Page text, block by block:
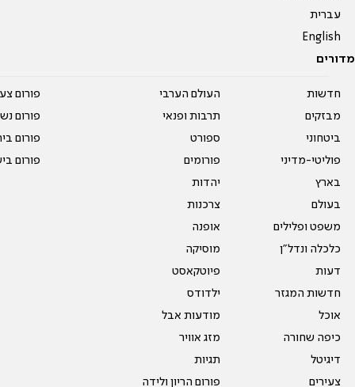
עברית
English
מדורים
חדשות
מבזקים
ביטחוני
פוליטי-מדיני
בארץ
בעולם
משפט ופלילים
כלכלה ונדל"ן
דעות
חדשות המגזר
אוכל
כיפה שחורה
דיגיטל
צעירים
העולם הערבי
תרבות ופנאי
ספורט
פורומים
יהדות
צרכנות
אופנה
מוסיקה
פיוטקאסט
ילדודס
מודעות אבל
מזג אוויר
תגיות
פורום הריון ולידה
פורום
פורום
פורום
פורום